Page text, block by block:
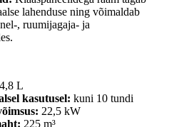
lahenduse ning võimaldab
, ruumijagaja- ja
L
kasutusel: kuni 10 tundi
22,5 kW
225 m³